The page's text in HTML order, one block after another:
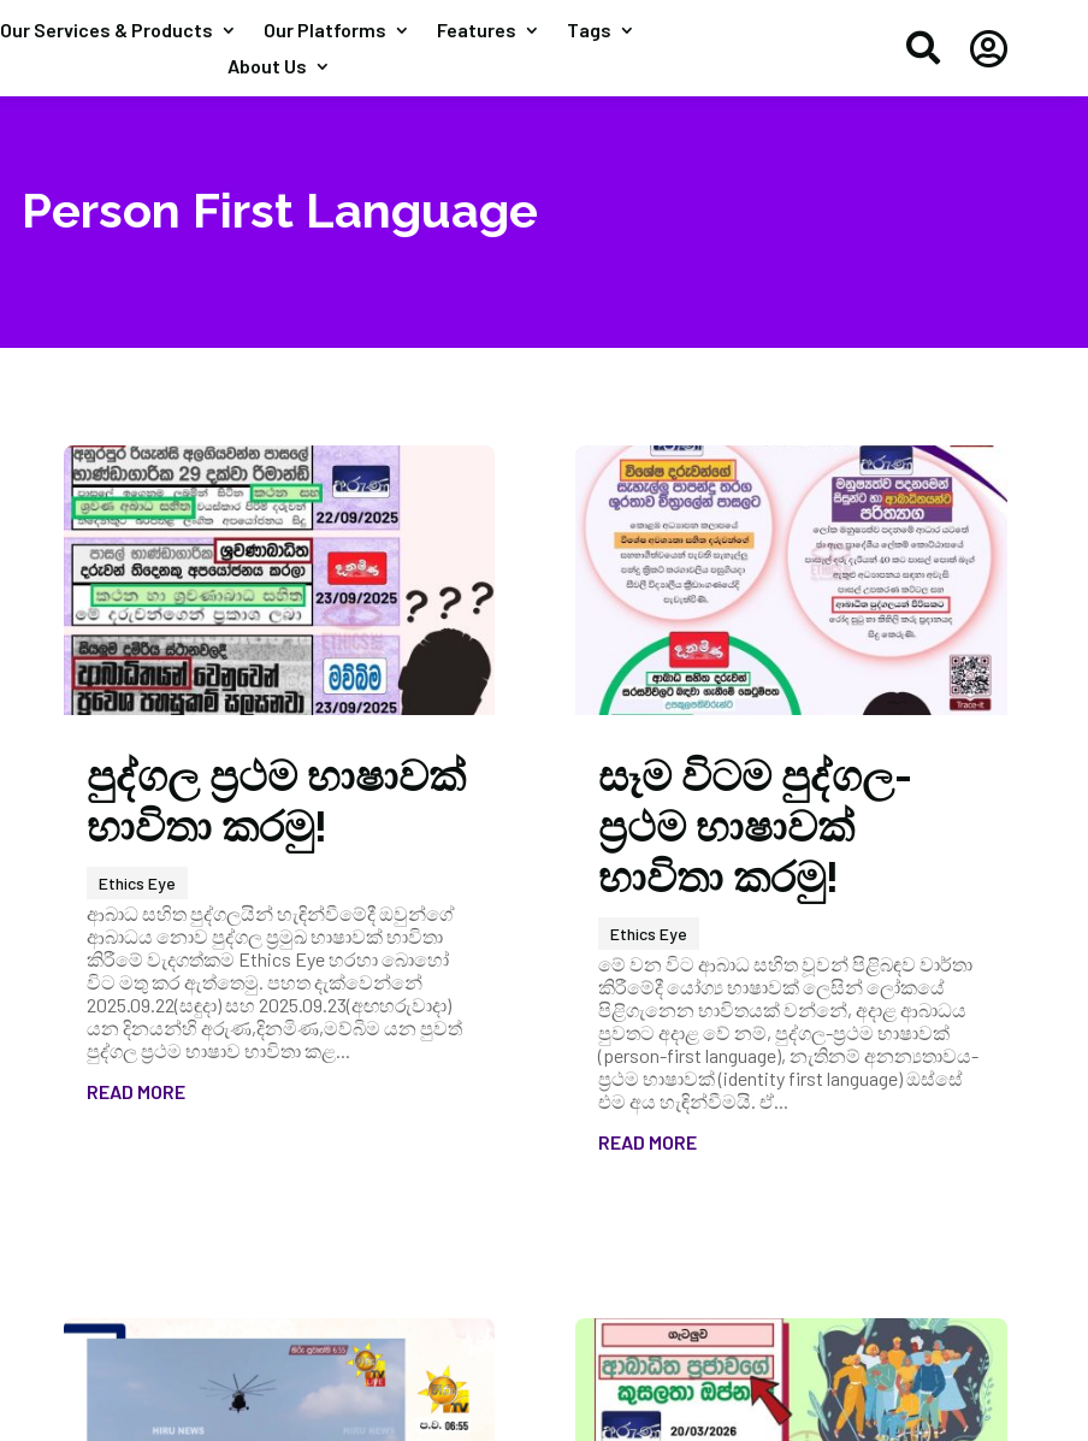
Our Services & Products Our Platforms Features
Tags
About Us
 
Person First Language
පුද්ගල ප්‍රථම භාෂාවක්
භාවිතා කරමු!
Ethics Eye
ආබාධ සහිත පුද්ගලයින් හැඳින්වීමේදී ඔවුන්ගේ
ආබාධය නොව පුද්ගල ප්‍රමුඛ භාෂාවක් භාවිතා
කිරීමේ වැදගත්කම Ethics Eye හරහා බොහෝ
විට මතු කර ඇත්තෙමු. පහත දැක්වෙන්නේ
2025.09.22(සඳුදා) සහ 2025.09.23(අඟහරුවාදා)
යන දිනයන්හි අරුණ,දිනමිණ,මව්බිම යන පුවත්
පුද්ගල ප්‍රථම භාෂාව භාවිතා කළ...
READ MORE
සෑම විටම පුද්ගල-
ප්‍රථම භාෂාවක්
භාවිතා කරමු!
Ethics Eye
මේ වන විට ආබාධ සහිත වූවන් පිළිබඳව වාර්තා
කිරීමේදී යෝග්‍ය භාෂාවක් ලෙසින් ලෝකයේ
පිළිගැනෙන භාවිතයක් වන්නේ, අදාළ ආබාධය
පුවතට අදාළ වේ නම්, පුද්ගල-ප්‍රථම භාෂාවක්
(person-first language), නැතිනම් අනන්‍යතාවය-
ප්‍රථම භාෂාවක් (identity first language) ඔස්සේ
එම අය හැඳින්වීමයි. ඒ...
READ MORE